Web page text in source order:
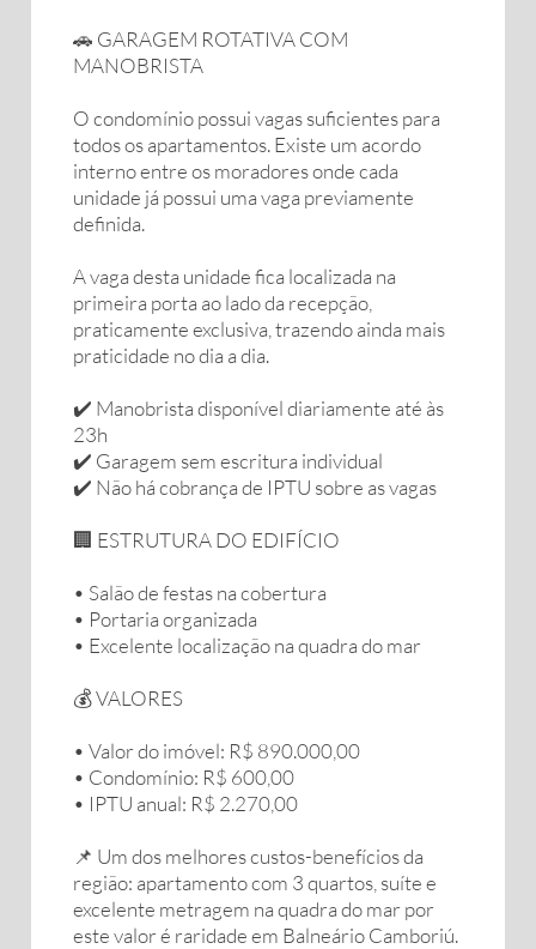
🚗 GARAGEM ROTATIVA COM
MANOBRISTA
O condomínio possui vagas suficientes para
todos os apartamentos. Existe um acordo
interno entre os moradores onde cada
unidade já possui uma vaga previamente
definida.
A vaga desta unidade fica localizada na
primeira porta ao lado da recepção,
praticamente exclusiva, trazendo ainda mais
praticidade no dia a dia.
✔️ Manobrista disponível diariamente até às
23h
✔️ Garagem sem escritura individual
✔️ Não há cobrança de IPTU sobre as vagas
🏢 ESTRUTURA DO EDIFÍCIO
• Salão de festas na cobertura
• Portaria organizada
• Excelente localização na quadra do mar
💰 VALORES
• Valor do imóvel: R$ 890.000,00
• Condomínio: R$ 600,00
• IPTU anual: R$ 2.270,00
📌 Um dos melhores custos-benefícios da
região: apartamento com 3 quartos, suíte e
excelente metragem na quadra do mar por
este valor é raridade em Balneário Camboriú.